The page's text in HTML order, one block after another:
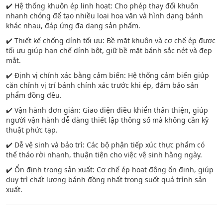
✔️ Hệ thống khuôn ép linh hoạt: Cho phép thay đổi khuôn
nhanh chóng để tạo nhiều loại hoa văn và hình dạng bánh
khác nhau, đáp ứng đa dạng sản phẩm.
✔️ Thiết kế chống dính tối ưu: Bề mặt khuôn và cơ chế ép được
tối ưu giúp hạn chế dính bột, giữ bề mặt bánh sắc nét và đẹp
mắt.
✔️ Định vị chính xác bằng cảm biến: Hệ thống cảm biến giúp
căn chỉnh vị trí bánh chính xác trước khi ép, đảm bảo sản
phẩm đồng đều.
✔️ Vận hành đơn giản: Giao diện điều khiển thân thiện, giúp
người vận hành dễ dàng thiết lập thông số mà không cần kỹ
thuật phức tạp.
✔️ Dễ vệ sinh và bảo trì: Các bộ phận tiếp xúc thực phẩm có
thể tháo rời nhanh, thuận tiện cho việc vệ sinh hằng ngày.
✔️ Ổn định trong sản xuất: Cơ chế ép hoạt động ổn định, giúp
duy trì chất lượng bánh đồng nhất trong suốt quá trình sản
xuất.